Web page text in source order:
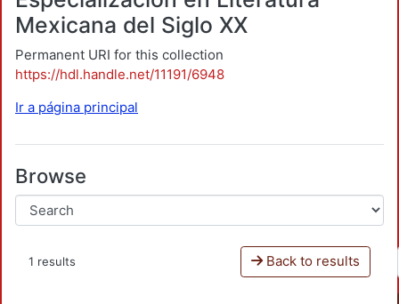
Mexicana del Siglo XX
Permanent URI for this collection
https://hdl.handle.net/11191/6948
Ir a página principal
Browse
1 results Back to results